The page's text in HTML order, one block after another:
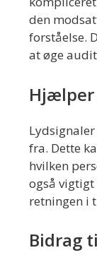
den
forståelse.
at øge
Hjælper
fra. Dette
hvilken
også
retningen i
Bidrag